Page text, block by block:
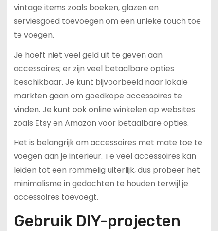
vintage items zoals boeken, glazen en
serviesgoed toevoegen om een unieke touch toe
te voegen.
Je hoeft niet veel geld uit te geven aan
accessoires; er zijn veel betaalbare opties
beschikbaar. Je kunt bijvoorbeeld naar lokale
markten gaan om goedkope accessoires te
vinden. Je kunt ook online winkelen op websites
zoals Etsy en Amazon voor betaalbare opties.
Het is belangrijk om accessoires met mate toe te
voegen aan je interieur. Te veel accessoires kan
leiden tot een rommelig uiterlijk, dus probeer het
minimalisme in gedachten te houden terwijl je
accessoires toevoegt.
Gebruik DIY-projecten